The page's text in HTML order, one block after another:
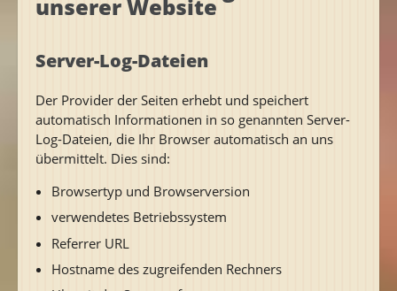
unserer Website
Server-Log-Dateien
Der Provider der Seiten erhebt und speichert
automatisch Informationen in so genannten Server-
Log-Dateien, die Ihr Browser automatisch an uns
übermittelt. Dies sind:
Browsertyp und Browserversion
verwendetes Betriebssystem
Referrer URL
Hostname des zugreifenden Rechners